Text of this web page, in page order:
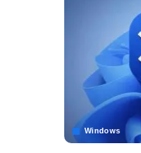
Windows